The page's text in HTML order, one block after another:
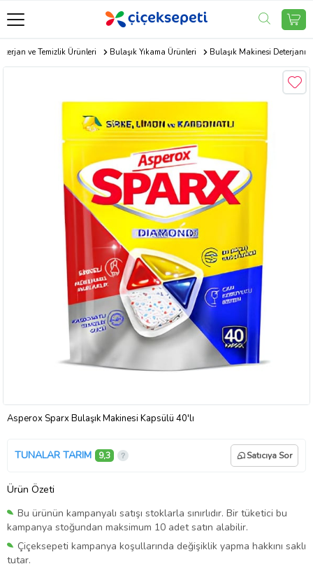
ve Temizlik Ürünleri Bulaşık Yıkama Ürünleri Bulaşık Makinesi Deterjanı
Asperox Sparx Bulaşık Makinesi Kapsülü 40'lı
TUNALAR TARIM 9,3 Satıcıya Sor
Ürün Özeti
Bu ürünün kampanyalı satışı stoklarla sınırlıdır. Bir tüketici bu
kampanya stoğundan maksimum 10 adet satın alabilir.
Çiçeksepeti kampanya koşullarında değişiklik yapma hakkını saklı
tutar.